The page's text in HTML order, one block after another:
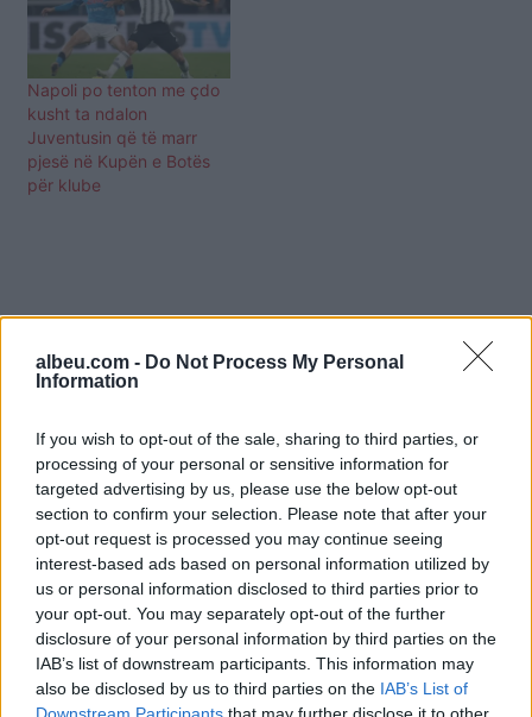
albeu.com - Do Not Process My Personal
Information
If you wish to opt-out of the sale, sharing to third parties, or
processing of your personal or sensitive information for
targeted advertising by us, please use the below opt-out
section to confirm your selection. Please note that after your
opt-out request is processed you may continue seeing
interest-based ads based on personal information utilized by
us or personal information disclosed to third parties prior to
your opt-out. You may separately opt-out of the further
disclosure of your personal information by third parties on the
IAB’s list of downstream participants. This information may
also be disclosed by us to third parties on the IAB’s List of
Napoli po tenton me çdo
kusht ta ndalon
Juventusin që të marr
pjesë në Kupën e Botës
për klube
Shtuarmë14.06.2025 22:29
Tags:
FIFA , kupa e botes per klube